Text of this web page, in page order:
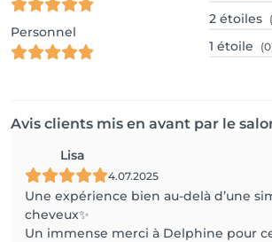
Personnel
2 étoiles
1 étoile
Avis clients mis en avant par le
Lisa
4.07.2025
Une expérience bien au-delà d’une
cheveux✨
Un immense merci à Delphine pour